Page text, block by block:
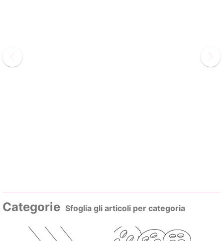
Categorie Sfoglia gli articoli per categoria